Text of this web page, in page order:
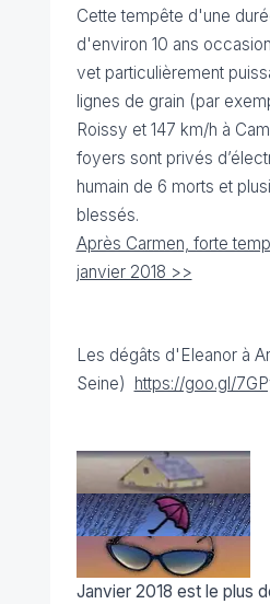
Cette tempête d'une
d'environ 10 ans
vet particulièrement
lignes de grain (par
Roissy et 147 km/h à
foyers sont privés
humain de 6 morts et
blessés.
Après Carmen, forte
janvier 2018 >>
Les dégâts d'Eleanor à
Seine)
https://goo.gl/
Janvier 2018 est le plus